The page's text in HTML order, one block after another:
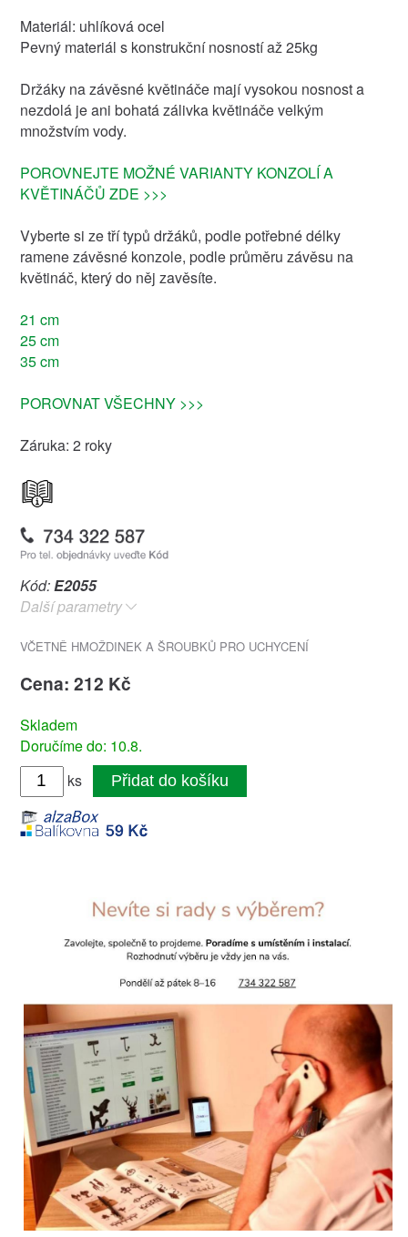
Materiál: uhlíková ocel
Pevný materiál s konstrukční nosností až 25kg
Držáky na závěsné květináče mají vysokou nosnost a
nezdolá je ani bohatá zálivka květináče velkým
množstvím vody.
POROVNEJTE MOŽNÉ VARIANTY KONZOLÍ A
KVĚTINÁČŮ ZDE >>>
Vyberte si ze tří typů držáků, podle potřebné délky
ramene závěsné konzole, podle průměru závěsu na
květináč, který do něj zavěsíte.
21 cm
25 cm
35 cm
POROVNAT VŠECHNY >>>
Záruka: 2 roky
Kód: E2055
Další parametry
VČETNĚ HMOŽDINEK A ŠROUBKŮ PRO UCHYCENÍ
Cena: 212 Kč
Skladem
Doručíme do: 10.8.
ks
Přidat do košíku